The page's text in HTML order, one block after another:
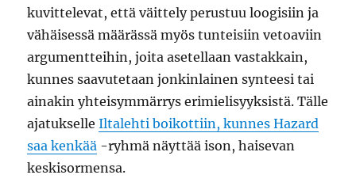
kuvittelevat, että väittely perustuu loogisiin ja
vähäisessä määrässä myös tunteisiin vetoaviin
argumentteihin, joita asetellaan vastakkain,
kunnes saavutetaan jonkinlainen synteesi tai
ainakin yhteisymmärrys erimielisyyksistä. Tälle
ajatukselleIltalehti boikottiin, kunnes Hazard
saa kenkää -ryhmä näyttää ison, haisevan
keskisormensa.